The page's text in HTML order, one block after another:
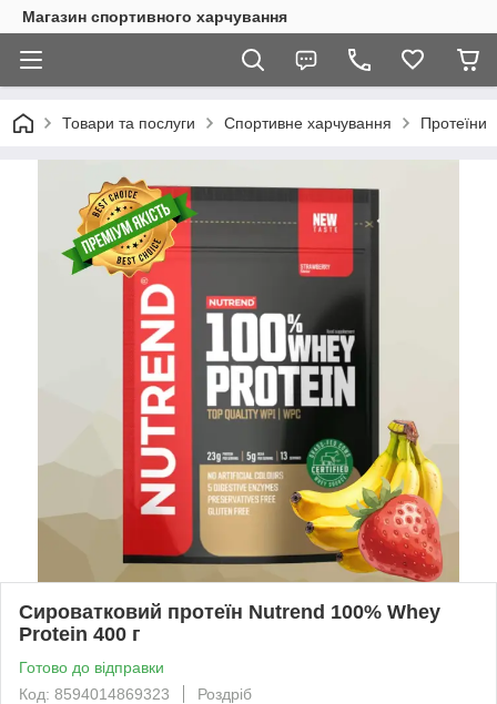
Магазин спортивного харчування
Товари та послуги Спортивне харчування Протеїни
Сироватковий протеїн Nutrend 100% Whey
Protein 400 г
Готово до відправки
Код: 8594014869323
Роздріб